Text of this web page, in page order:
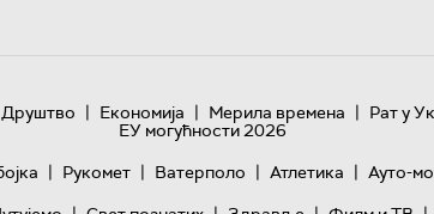
Друштво | Економија | Мерила времена | Рат у
ЕУ могућности 2026
| Рукомет | Ватерполо | Атлетика | Ауто-